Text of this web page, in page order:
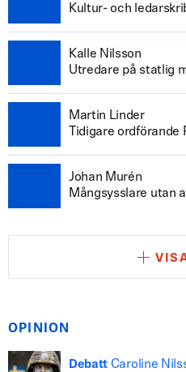
Kultur- och
Kalle Nilsson
Utredare på statlig
Martin Linder
Tidigare ordförande
Johan Murén
Mångsysslare utan
OPINION
Debatt Caroline